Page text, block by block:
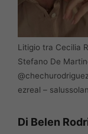
Litigio tra Cecilia
Stefano De
ezreal –
Di Belen